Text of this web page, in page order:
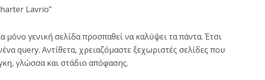
Lavrio”
μόνο γενική σελίδα προσπαθεί να καλύψει τα πάντα. Έτσι
query. Αντίθετα, χρειαζόμαστε ξεχωριστές σελίδες που
γλώσσα και στάδιο απόφασης.